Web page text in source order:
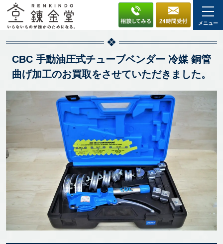
メニュー
CBC 手動油圧式チューブベンダー 冷媒 銅管
曲げ加工のお買取をさせていただきました。